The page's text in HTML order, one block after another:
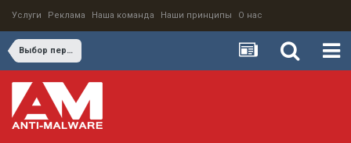
Услуги Реклама Наша команда Наши принципы О нас
Выбор персонального антиспама, антифишинга и родительского контроля